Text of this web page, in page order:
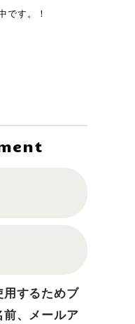
です。！
するためブ
、メールア